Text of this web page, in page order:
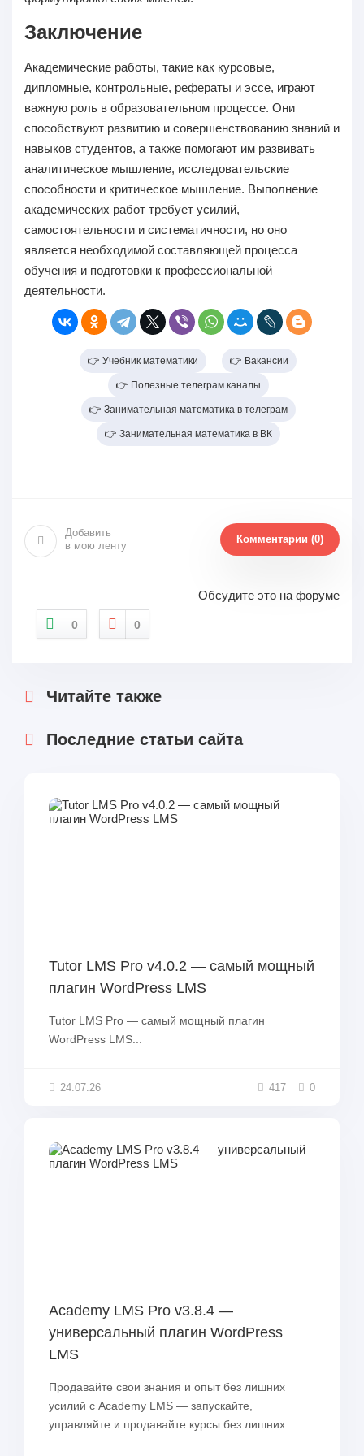
Заключение
Академические работы, такие как курсовые,
дипломные, контрольные, рефераты и эссе, играют
важную роль в образовательном процессе. Они
способствуют развитию и совершенствованию знаний и
навыков студентов, а также помогают им развивать
аналитическое мышление, исследовательские
способности и критическое мышление. Выполнение
академических работ требует усилий,
самостоятельности и систематичности, но оно
является необходимой составляющей процесса
обучения и подготовки к профессиональной
деятельности.
👉 Учебник математики 👉 Вакансии
👉 Полезные телеграм каналы
👉 Занимательная математика в телеграм
👉 Занимательная математика в ВК
Добавить
в мою ленту
Комментарии (0)
Обсудите это на форуме
0 0
Читайте также
Последние статьи сайта
Tutor LMS Pro v4.0.2 — самый мощный
плагин WordPress LMS
Tutor LMS Pro — самый мощный плагин
WordPress LMS...
24.07.26 417 0
Academy LMS Pro v3.8.4 —
универсальный плагин WordPress
LMS
Продавайте свои знания и опыт без лишних
усилий с Academy LMS — запускайте,
управляйте и продавайте курсы без лишних...